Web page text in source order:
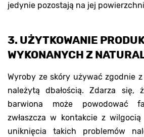
jedynie pozostają na jej
3. UŻYTKOWANIE
WYKONANYCH Z
Wyroby ze skóry używać zgodnie
należytą dbałością. Zdarza się,
barwiona może powodować
zwłaszcza w kontakcie z
uniknięcia takich problemów